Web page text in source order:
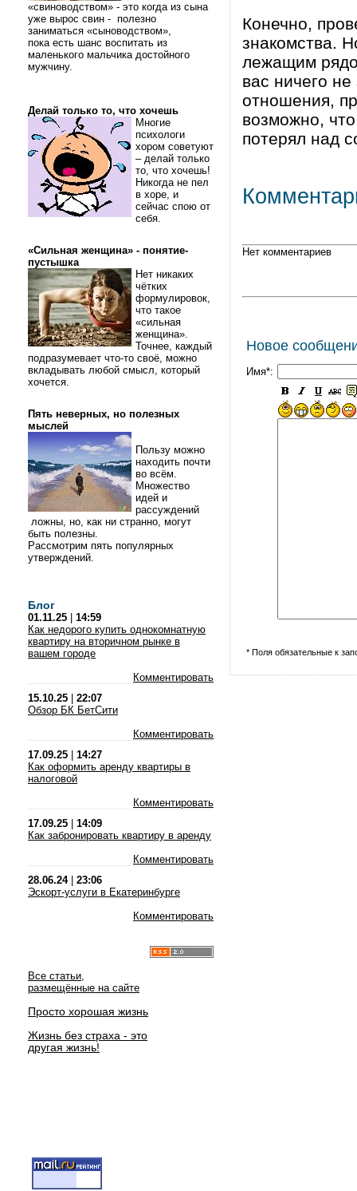
«свиноводством» - это когда из сына
уже вырос свин - полезно
заниматься «сыноводством»,
пока есть шанс воспитать из
маленького мальчика достойного
мужчину.
Делай только то, что хочешь
Многие
психологи
хором советуют
– делай только
то, что хочешь!
Никогда не пел
в хоре, и
сейчас спою от
себя.
«Сильная женщина» - понятие-
пустышка
Нет никаких
чётких
формулировок,
что такое
«сильная
женщина».
Точнее, каждый
подразумевает что-то своё, можно
вкладывать любой смысл, который
хочется.
Пять неверных, но полезных
мыслей
Пользу можно
находить почти
во всём.
Множество
идей и
рассуждений
ложны, но, как ни странно, могут
быть полезны.
Рассмотрим пять популярных
утверждений.
Блог
01.11.25
14:59
Как недорого купить однокомнатную
квартиру на вторичном рынке в
вашем городе
Комментировать
15.10.25
22:07
Обзор БК БетСити
Комментировать
17.09.25
14:27
Как оформить аренду квартиры в
налоговой
Комментировать
17.09.25
14:09
Как забронировать квартиру в аренду
Комментировать
28.06.24| 23:06
Эскорт-услуги в Екатеринбурге
Комментировать
Все статьи,
размещённые на сайте
Просто хорошая жизнь
Жизнь без страха - это
другая жизнь!
Конечно,
знакомства.
лежащим
вас ничего
отношения,
возможно,
потерял над
Нет комментариев
Новое
Имя*:
* Поля обязательные к